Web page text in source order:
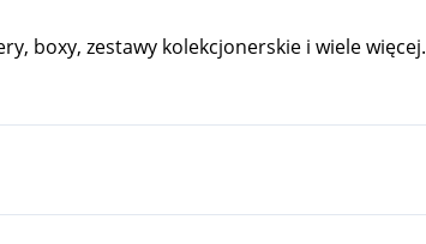
boxy, zestawy kolekcjonerskie i wiele więcej.